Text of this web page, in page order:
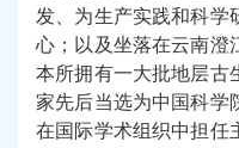
发、为生产实践和科学
心；以及坐落在云南澄
本所拥有一大批地层古
家先后当选为中国科学
在国际学术组织中担任